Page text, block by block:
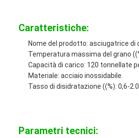
Caratteristiche:
Nome del prodotto: asciugatrice di
Temperatura massima del grano
Capacità di carico: 120 tonnellate
Materiale: acciaio inossidabile
Tasso di disidratazione ((%): 0,6-2.0
Parametri tecnici: